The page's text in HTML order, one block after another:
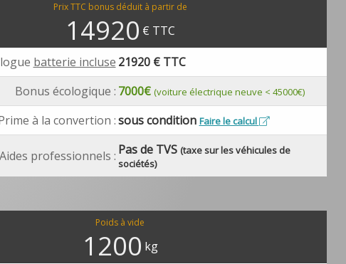
Prix TTC bonus déduit à partir de
14920 € TTC
batterie incluse 21920 € TTC
Bonus écologique : 7000€ (voiture électrique neuve < 45000€)
à la convertion :sous condition Faire le calcul
Aides professionnels : Pas de TVS (taxe sur les véhicules de
sociétés)
Poids à vide
1200 kg